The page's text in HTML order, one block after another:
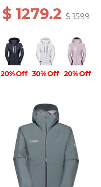
$ 1279.2 $ 1599
20% Off 30% Off 20% Off